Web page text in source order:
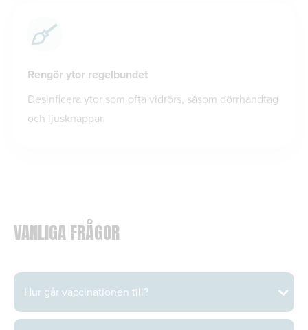
Rengör ytor regelbundet
Desinficera ytor som ofta vidrörs, såsom dörrhandtag
och ljusknappar.
VANLIGA FRÅGOR
Hur går vaccinationen till?